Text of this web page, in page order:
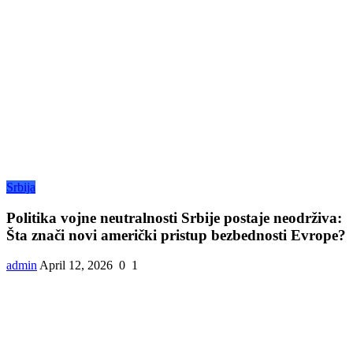
Srbija
Politika vojne neutralnosti Srbije postaje neodrživa:
Šta znači novi američki pristup bezbednosti Evrope?
admin April 12, 2026 0 1